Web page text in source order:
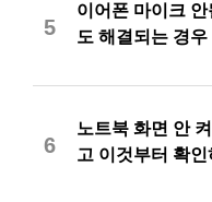
5
이어폰 마이크
도 해결되는 경우
6
노트북 화면 안
고 이것부터 확인